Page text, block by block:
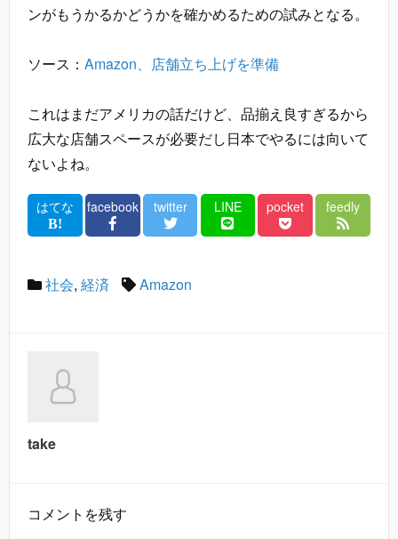
ンがもうかるかどうかを確かめるための試みとなる。
ソース： Amazon、店舗立ち上げを準備
これはまだアメリカの話だけど、品揃え良すぎるから
広大な店舗スペースが必要だし日本でやるには向いて
ないよね。
はてな facebook twitter LINE pocket feedly
社会, 経済 Amazon
take
コメントを残す